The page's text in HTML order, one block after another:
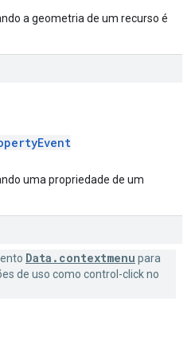
a geometria de um recurso é
uma propriedade de um
Data.contextmenu para
de uso como control-click no